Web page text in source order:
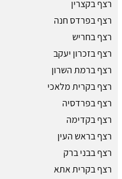
רצף בקצרין
רצף בפרדס חנה
רצף בחריש
רצף בזכרון יעקב
רצף ברמת השרון
רצף בקרית מלאכי
רצף בפרדסיה
רצף בקדימה
רצף בראש העין
רצף בבני ברק
רצף בקרית אתא